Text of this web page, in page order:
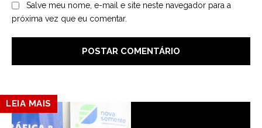
Salve meu nome, e-mail e site neste navegador para a
próxima vez que eu comentar.
LEIA MAIS